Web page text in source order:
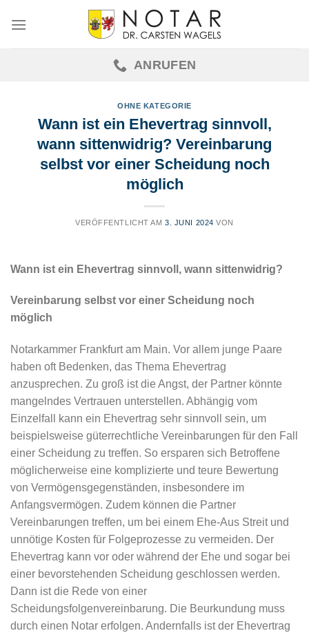
ANRUFEN
OHNE KATEGORIE
Wann ist ein Ehevertrag sinnvoll,
wann sittenwidrig? Vereinbarung
selbst vor einer Scheidung noch
möglich
VERÖFFENTLICHT AM3. JUNI 2024 VON
Wann ist ein Ehevertrag sinnvoll, wann sittenwidrig?
Vereinbarung selbst vor einer Scheidung noch
möglich
Notarkammer Frankfurt am Main. Vor allem junge Paare
haben oft Bedenken, das Thema Ehevertrag
anzusprechen. Zu groß ist die Angst, der Partner könnte
mangelndes Vertrauen unterstellen. Abhängig vom
Einzelfall kann ein Ehevertrag sehr sinnvoll sein, um
beispielsweise güterrechtliche Vereinbarungen für den Fall
einer Scheidung zu treffen. So ersparen sich Betroffene
möglicherweise eine komplizierte und teure Bewertung
von Vermögensgegenständen, insbesondere im
Anfangsvermögen. Zudem können die Partner
Vereinbarungen treffen, um bei einem Ehe-Aus Streit und
unnötige Kosten für Folgeprozesse zu vermeiden. Der
Ehevertrag kann vor oder während der Ehe und sogar bei
einer bevorstehenden Scheidung geschlossen werden.
Dann ist die Rede von einer
Scheidungsfolgenvereinbarung. Die Beurkundung muss
durch einen Notar erfolgen. Andernfalls ist der Ehevertrag